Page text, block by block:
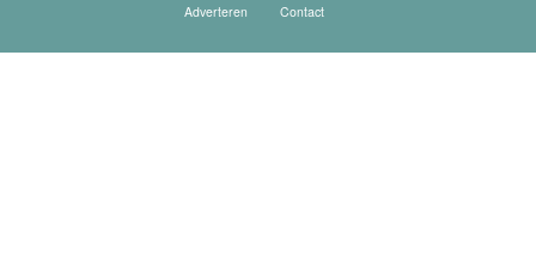
Adverteren
Contact